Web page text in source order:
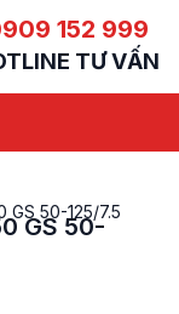
152 999
TƯ VẤN
50-125/7.5
GS 50-